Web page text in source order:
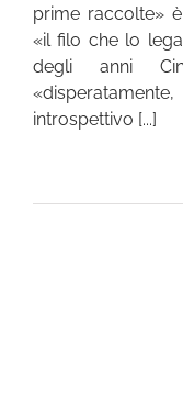
prime raccolte»
«il filo che lo
degli anni
introspettivo [...]